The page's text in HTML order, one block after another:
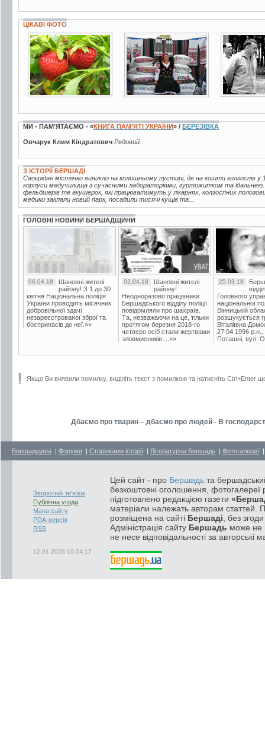
ЦІКАВІ ФОТО
7 фото 14 фото 6 фото
МИ - ПАМ’ЯТАЄМО - «КНИГА ПАМ’ЯТІ УКРАЇНИ» / БЕРЕЗІВКА
Овчарук Клим Кіндратович Рядовий.
З ІСТОРІЇ БЕРШАДІ
Своєрідне містечко виникло на колишньому пустирі, де на кошти колгоспів у
корпуси медучилища з сучасними лабораторіями, гуртожитком та
фельдшерів те акушерок, які працюватимуть у лікарнях, колгоспних
медики заклали новий парк, посадили тисячі кущів та...
ГОЛОВНІ НОВИНИ БЕРШАДЩИНИ
06.04.18
Шановні жителі
району! З 1 до 30
квітня Національна поліція
України проводить місячник
добровільної здачі
незареєстрованої зброї та
боєприпасів до неї.»»
02.04.18
Шановні жителі
району!
Неодноразово працівники
Бершадського відділу поліції
повідомляли про шахраїв.
Та, незважаючи на це, тільки
протягом березня 2018-го
четверо осіб стали жертвами
зловмисників....»»
25.03.18
Головного
національної
Вінницькій
розшукується
Віталіївна
27.04.1996 р.н.,
Поташні, вул.
Якщо Ви виявили помилку, виділіть текст з помилкою та натисніть Ctrl+Enter
Дбаємо про тварин – дбаємо про людей - В
Бершадщина | Форуми | Сторінками історії | Літературна Бершадь | Фотогалереї
Зворотній зв'язок
Публічна угода
Мапа сайту
PDA-версія
RSS
12.01.2026 19:24:17
Цей сайт - про Бершадь та
безкоштовні оголошення, фотогалереї
підготовлено редакцією газети
матеріали належать авторам статтей.
розміщена на сайті Бершаді , без
Адміністрація сайту Бершадь може не
не несе відповідальності за авторські